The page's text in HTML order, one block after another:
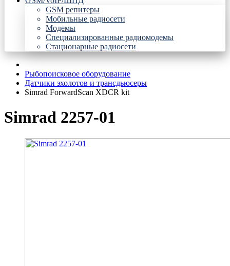
GSM репитеры
Мобильные радиосети
Модемы
Специализированные радиомодемы
Стационарные радиосети
Рыбопоисковое оборудование
Датчики эхолотов и трансдьюсеры
Simrad ForwardScan XDCR kit
Simrad 2257-01